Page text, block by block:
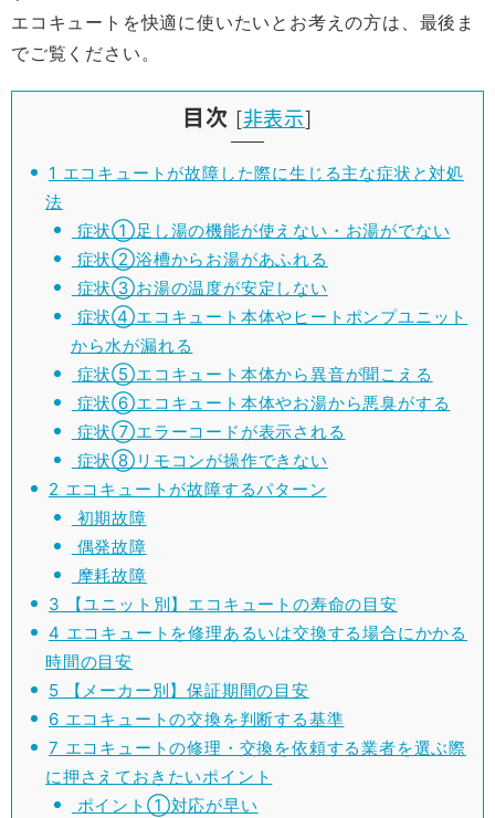
エコキュートを快適に使いたいとお考えの方は、最後ま
でご覧ください。
目次 [非表示]
1 エコキュートが故障した際に生じる主な症状と対処
法
症状①足し湯の機能が使えない・お湯がでない
症状②浴槽からお湯があふれる
症状③お湯の温度が安定しない
症状④エコキュート本体やヒートポンプユニット
から水が漏れる
症状⑤エコキュート本体から異音が聞こえる
症状⑥エコキュート本体やお湯から悪臭がする
症状⑦エラーコードが表示される
症状⑧リモコンが操作できない
2 エコキュートが故障するパターン
初期故障
偶発故障
摩耗故障
3 【ユニット別】エコキュートの寿命の目安
4 エコキュートを修理あるいは交換する場合にかかる
時間の目安
5 【メーカー別】保証期間の目安
6 エコキュートの交換を判断する基準
7 エコキュートの修理・交換を依頼する業者を選ぶ際
に押さえておきたいポイント
ポイント①対応が早い